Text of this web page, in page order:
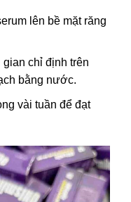
lên bề mặt răng
chỉ định trên
bằng nước.
vài tuần để đạt